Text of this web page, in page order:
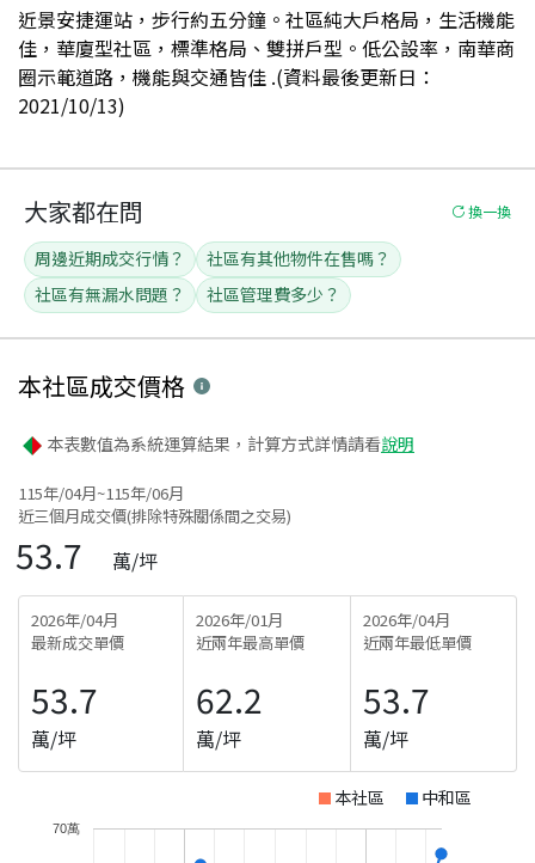
近景安捷運站，步行約五分鐘。社區純大戶格局，生活機能
佳，華廈型社區，標準格局、雙拼戶型。低公設率，南華商
圈示範道路，機能與交通皆佳 .(資料最後更新日：
2021/10/13)
大家都在問 換一換
周邊近期成交行情？
社區有其他物件在售嗎？
社區有無漏水問題？
社區管理費多少？
本社區成交價格
本表數值為系統運算結果，計算方式詳情請看說明
115年/04月~115年/06月
近三個月成交價(排除特殊關係間之交易)
53.7 萬/坪
2026年/04月
最新成交單價
53.7
萬/坪
2026年/01月
近兩年最高單價
62.2
萬/坪
2026年/04月
近兩年最低單價
53.7
萬/坪
本社區 中和區
70萬